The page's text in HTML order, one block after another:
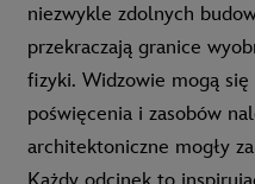
niezwykle zdolnych
przekraczają granice
fizyki. Widzowie mogą
poświęcenia i zasobów
architektoniczne mogły